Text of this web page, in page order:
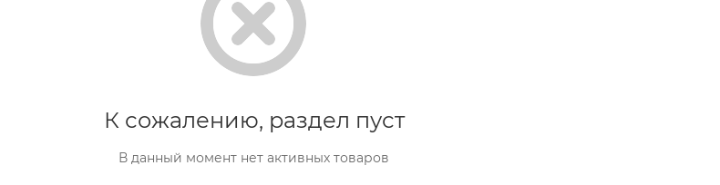
К сожалению, раздел пуст
В данный момент нет активных товаров